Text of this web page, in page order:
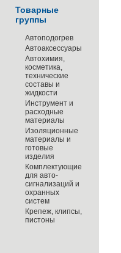
Товарные
группы
Автоподогрев
Автоаксессуары
Автохимия,
косметика,
технические
составы и
жидкости
Инструмент и
расходные
материалы
Изоляционные
материалы и
готовые
изделия
Комплектующие
для авто-
сигнализаций и
охранных
систем
Крепеж, клипсы,
пистоны